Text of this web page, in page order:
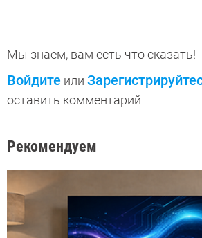
Мы знаем, вам есть что сказать!
Войдите или
оставить комментарий
Рекомендуем